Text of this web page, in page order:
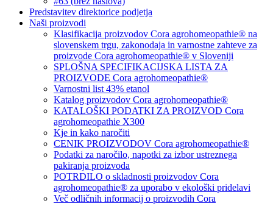
Predstavitev direktorice podjetja
Naši proizvodi
Klasifikacija proizvodov Cora agrohomeopathie® na
slovenskem trgu, zakonodaja in varnostne zahteve za
proizvode Cora agrohomeopathie® v Sloveniji
SPLOŠNA SPECIFIKACIJSKA LISTA ZA
PROIZVODE Cora agrohomeopathie®
Varnostni list 43% etanol
Katalog proizvodov Cora agrohomeopathie®
KATALOŠKI PODATKI ZA PROIZVOD Cora
agrohomeopathie X300
Kje in kako naročiti
CENIK PROIZVODOV Cora agrohomeopathie®
Podatki za naročilo, napotki za izbor ustreznega
pakiranja proizvoda
POTRDILO o skladnosti proizvodov Cora
agrohomeopathie® za uporabo v ekološki pridelavi
Več odličnih informacij o proizvodih Cora